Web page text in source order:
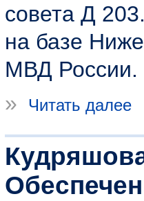
совета Д
на базе
МВД России.
»
Читать далее